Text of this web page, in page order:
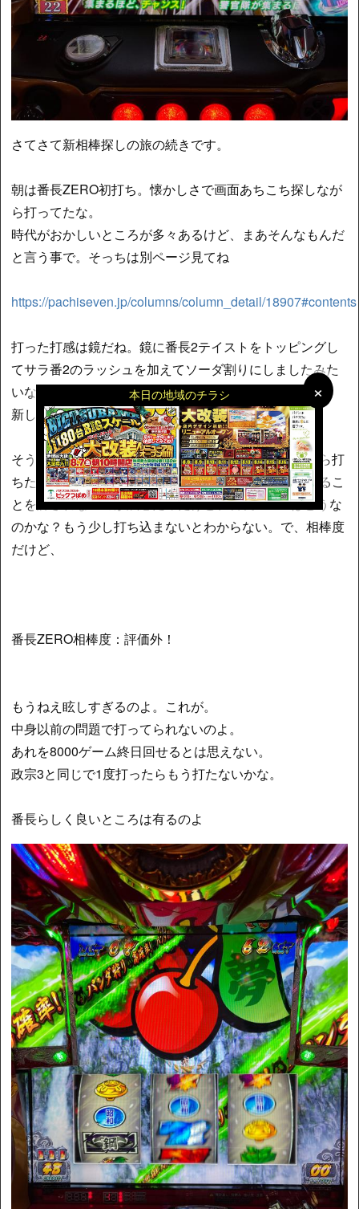
×
×
本日の地域のチラシ
さてさて新相棒探しの旅の続きです。
朝は番長ZERO初打ち。懐かしさで画面あちこち探しなが
ら打ってたな。
時代がおかしいところが多々あるけど、まあそんなもんだ
と言う事で。そっちは別ページ見てね
https://pachiseven.jp/columns/column_detail/18907#contents
打った打感は鏡だね。鏡に番長2テイストをトッピングし
てサラ番2のラッシュを加えてソーダ割りにしましたみた
いな。
新しい取り組みは番長4待ちなんだろうな。
そう考えると鏡は良くできてたな。今でも設定入るなら打
ちたい台。ただ低設定がズブズブと沈んで浮かび上がるこ
とを許されないのが残念だったけど、番長ZEROはどうな
のかな？もう少し打ち込まないとわからない。で、相棒度
だけど、
番長ZERO相棒度：評価外！
もうねえ眩しすぎるのよ。これが。
中身以前の問題で打ってられないのよ。
あれを8000ゲーム終日回せるとは思えない。
政宗3と同じで1度打ったらもう打たないかな。
番長らしく良いところは有るのよ